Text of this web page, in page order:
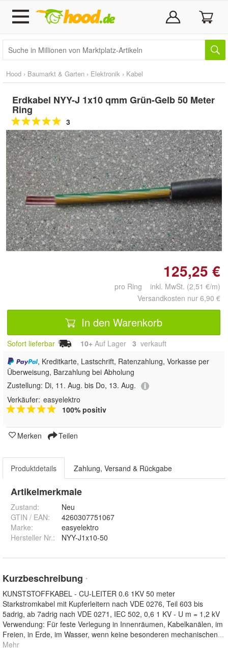
Hood › Baumarkt & Garten › Elektronik › Kabel
Erdkabel NYY-J 1x10 qmm Grün-Gelb 50 Meter
Ring
3
Doppelt antippen zum
vergrößern
125,25 €
pro Ring inkl. MwSt. (2,51 €/m)
Versandkosten nur 6,90 €
In den Warenkorb
Sofort lieferbar 10+ Auf Lager 3 verkauft
, Kreditkarte, Lastschrift, Ratenzahlung, Vorkasse per
Überweisung, Barzahlung bei Abholung
Zustellung: Di, 11. Aug. bis Do, 13. Aug.
Verkäufer: easyelektro
100% positiv
Merken Teilen
Produktdetails Zahlung, Versand & Rückgabe
Artikelmerkmale
Zustand:
Neu
GTIN / EAN:
4260307751067
Marke:
easyelektro
Hersteller Nr.:
NYY-J1x10-50
Kurzbeschreibung *
KUNSTSTOFFKABEL - CU-LEITER 0.6 1KV 50 meter
Starkstromkabel mit Kupferleitern nach VDE 0276, Teil 603 bis
5adrig, ab 7adrig nach VDE 0271, IEC 502, 0,6 1 KV - U m = 1,2 kV
Verwendung: Für feste Verlegung in Innenräumen, Kabelkanälen, im
Freien, in Erde, im Wasser, wenn keine besonderen mechanischen...
Mehr